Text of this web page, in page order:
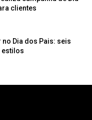
clientes
Dia dos Pais: seis
estilos